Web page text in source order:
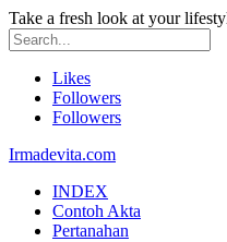
Take a fresh look at your
Likes
Followers
Followers
Irmadevita.com
INDEX
Contoh Akta
Pertanahan